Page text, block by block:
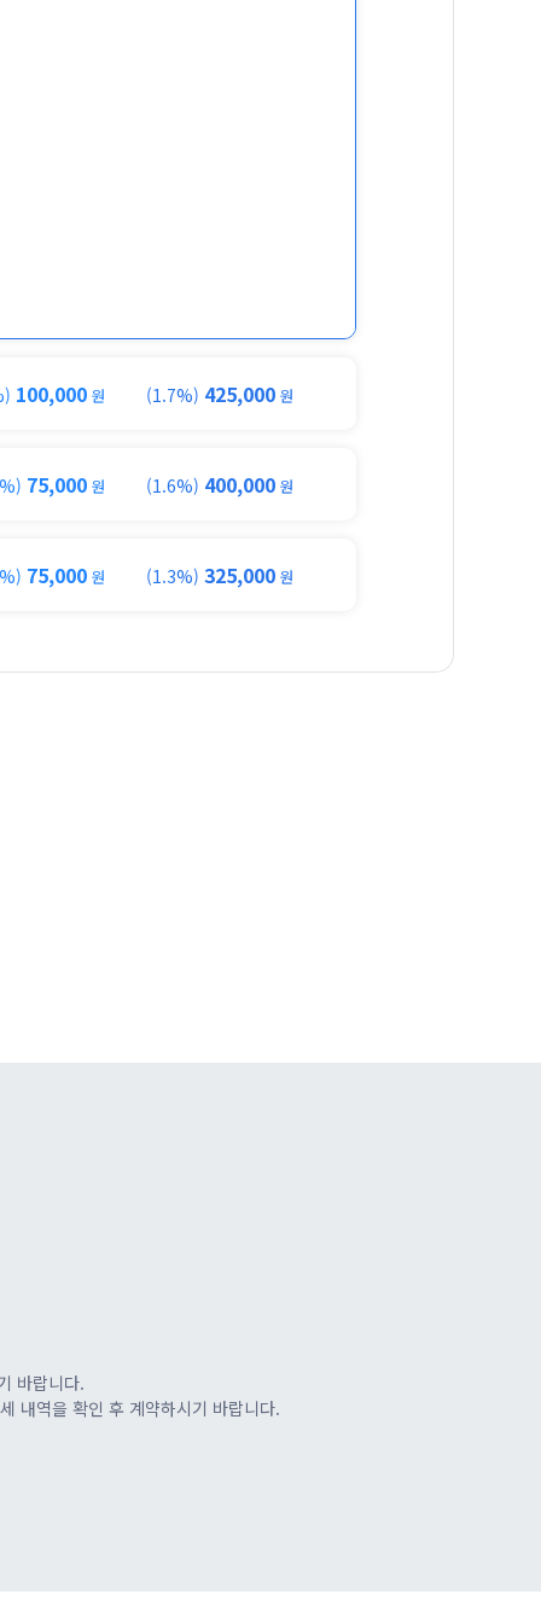
100,000 원 (1.7%) 425,000 원
75,000 원 (1.6%) 400,000 원
75,000 원 (1.3%)325,000 원
바랍니다.
내역을 확인 후 계약하시기 바랍니다.